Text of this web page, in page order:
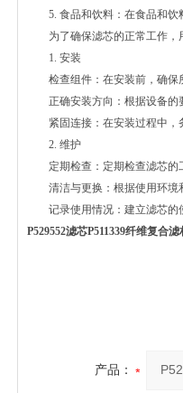
5. 食品和饮料：在食品和饮
为了确保滤芯的正常工作，
1. 安装
检查组件：在安装前，确保
正确安装方向：根据设备的
紧固连接：在安装过程中，
2. 维护
定期检查：定期检查滤芯的
清洁与更换：根据使用环境
记录使用情况：建立滤芯的
P529552滤芯P511339纤维复合
产品：